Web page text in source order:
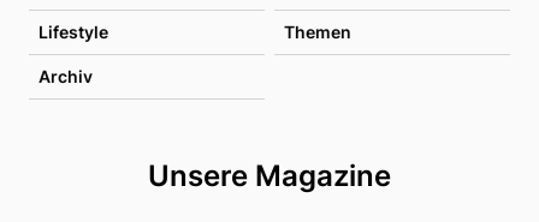
Lifestyle Themen
Archiv
Unsere Magazine